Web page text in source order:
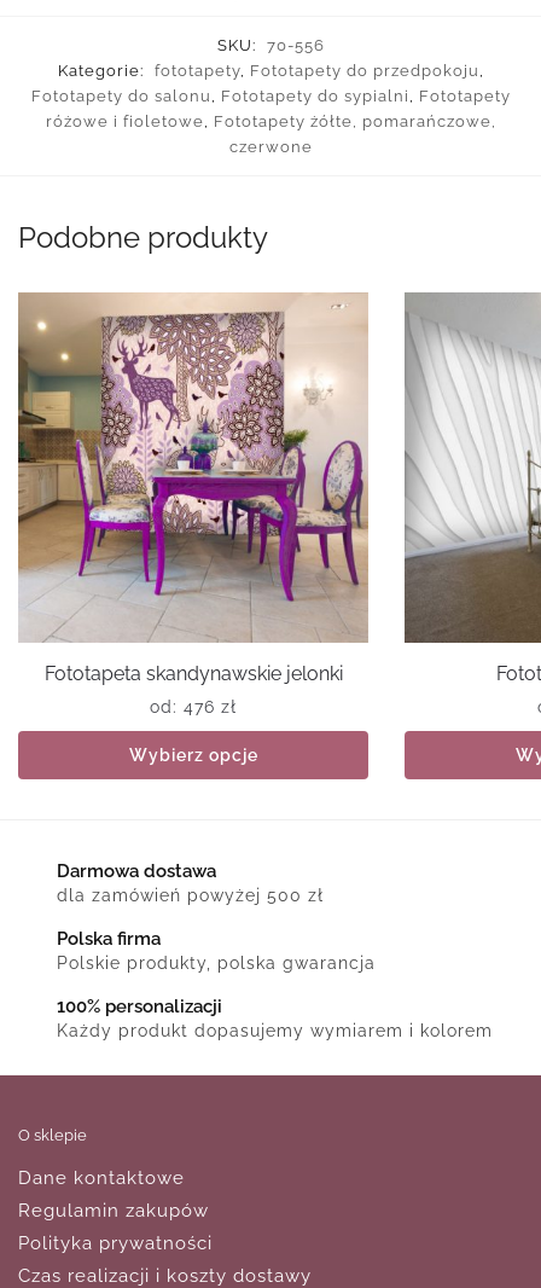
SKU:
70-556
Kategorie:
fototapety, Fototapety do przedpokoju ,
Fototapety do salonu , Fototapety do sypialni , Fototapety
różowe i fioletowe, Fototapety żółte, pomarańczowe,
czerwone
Podobne produkty
Fototapeta skandynawskie jelonki
od: 476 zł
Wybierz opcje
Darmowa dostawa
dla zamówień powyżej 500 zł
Polska firma
Polskie produkty, polska gwarancja
100% personalizacji
Każdy produkt dopasujemy wymiarem i kolorem
O sklepie
Dane kontaktowe
Regulamin zakupów
Polityka prywatności
Czas realizacji i koszty dostawy